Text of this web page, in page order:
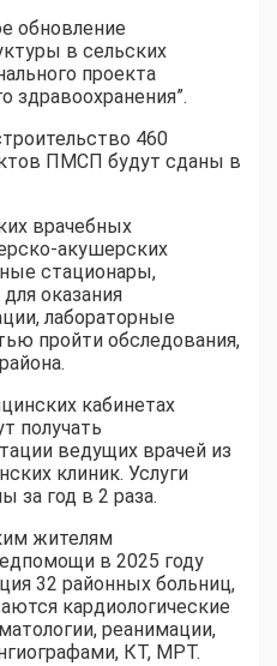
обновление
в сельских
проекта
здравоохранения”.
460
ПМСП будут сданы в
врачебных
акушерских
стационары,
оказания
лабораторные
пройти обследования,
кабинетах
получать
ведущих врачей из
клиник. Услуги
за год в 2 раза.
жителям
в 2025 году
32 районных больниц,
кардиологические
реанимации,
КТ, МРТ.